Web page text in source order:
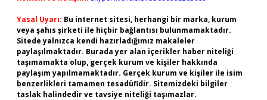
Yasal Uyarı: Bu internet sitesi, herhangi bir marka, kurum
veya şahıs şirketi ile hiçbir bağlantısı bulunmamaktadır.
Sitede yalnızca kendi hazırladığımız makaleler
paylaşılmaktadır. Burada yer alan içerikler haber niteliği
taşımamakta olup, gerçek kurum ve kişiler hakkında
paylaşım yapılmamaktadır. Gerçek kurum ve kişiler ile isim
benzerlikleri tamamen tesadüfidir. Sitemizdeki bilgiler
taslak halindedir ve tavsiye niteliği taşımazlar.